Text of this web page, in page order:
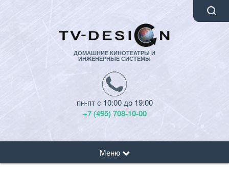
ДОМАШНИЕ КИНОТЕАТРЫ И
ИНЖЕНЕРНЫЕ СИСТЕМЫ
пн-пт с 10:00 до 19:00
+7 (495) 708-10-00
Меню